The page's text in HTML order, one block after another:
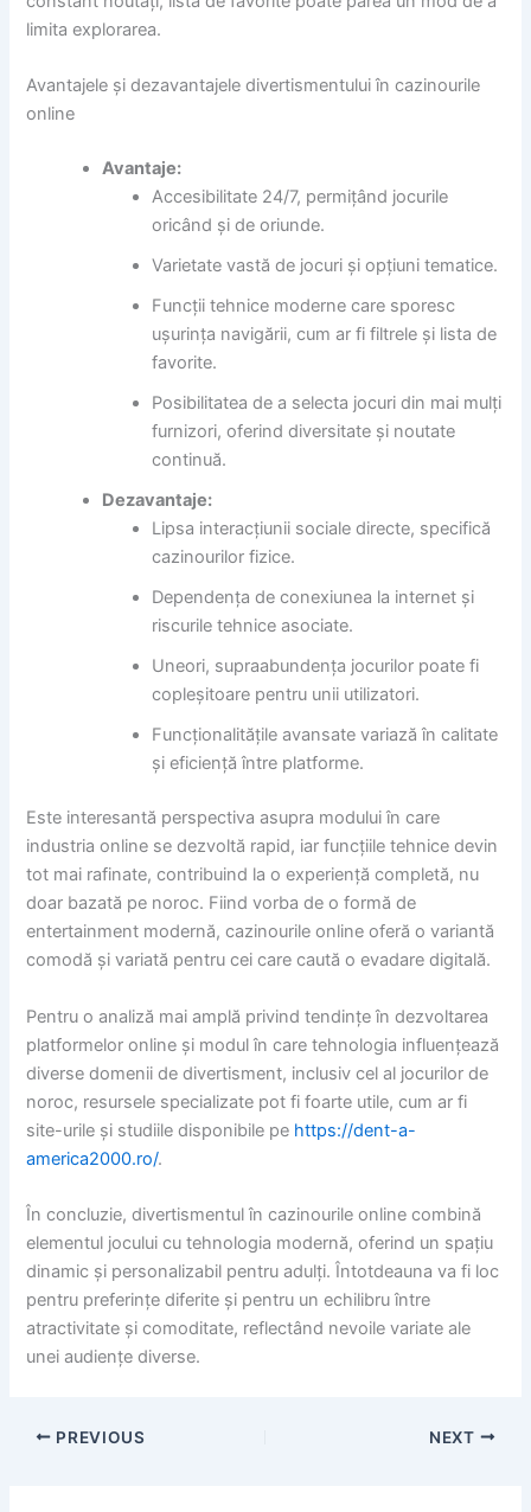
limita explorarea.
Avantajele și dezavantajele divertismentului în cazinourile
online
Avantaje:
Accesibilitate 24/7, permițând jocurile
oricând și de oriunde.
Varietate vastă de jocuri și opțiuni tematice.
Funcții tehnice moderne care sporesc
ușurința navigării, cum ar fi filtrele și lista de
favorite.
Posibilitatea de a selecta jocuri din mai mulți
furnizori, oferind diversitate și noutate
continuă.
Dezavantaje:
Lipsa interacțiunii sociale directe, specifică
cazinourilor fizice.
Dependența de conexiunea la internet și
riscurile tehnice asociate.
Uneori, supraabundența jocurilor poate fi
copleșitoare pentru unii utilizatori.
Funcționalitățile avansate variază în calitate
și eficiență între platforme.
Este interesantă perspectiva asupra modului în care
industria online se dezvoltă rapid, iar funcțiile tehnice devin
tot mai rafinate, contribuind la o experiență completă, nu
doar bazată pe noroc. Fiind vorba de o formă de
entertainment modernă, cazinourile online oferă o variantă
comodă și variată pentru cei care caută o evadare digitală.
Pentru o analiză mai amplă privind tendințe în dezvoltarea
platformelor online și modul în care tehnologia influențează
diverse domenii de divertisment, inclusiv cel al jocurilor de
noroc, resursele specializate pot fi foarte utile, cum ar fi
site-urile și studiile disponibile pe https://dent-a-
america2000.ro/.
În concluzie, divertismentul în cazinourile online combină
elementul jocului cu tehnologia modernă, oferind un spațiu
dinamic și personalizabil pentru adulți. Întotdeauna va fi loc
pentru preferințe diferite și pentru un echilibru între
atractivitate și comoditate, reflectând nevoile variate ale
unei audiențe diverse.
PREVIOUS NEXT